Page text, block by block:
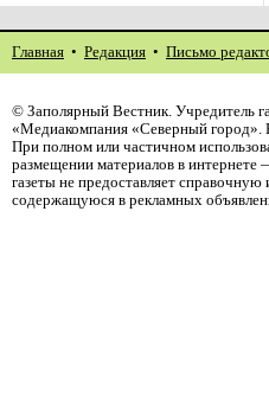
Главная • Редакция • Письмо
© Заполярный Вестник. Учредитель
«Медиакомпания «Северный город».
При полном или частичном
размещении материалов в интернете
газеты не предоставляет
содержащуюся в рекламных